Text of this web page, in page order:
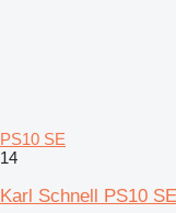
PS10 SE
14
Karl Schnell PS10 SE